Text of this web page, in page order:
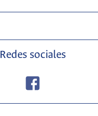
Redes sociales